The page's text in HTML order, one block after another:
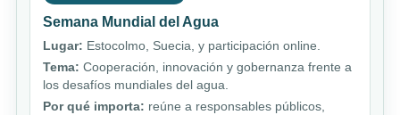
Semana Mundial del Agua
Lugar: Estocolmo, Suecia, y participación online.
Tema: Cooperación, innovación y gobernanza frente a
los desafíos mundiales del agua.
Por qué importa: reúne a responsables públicos,